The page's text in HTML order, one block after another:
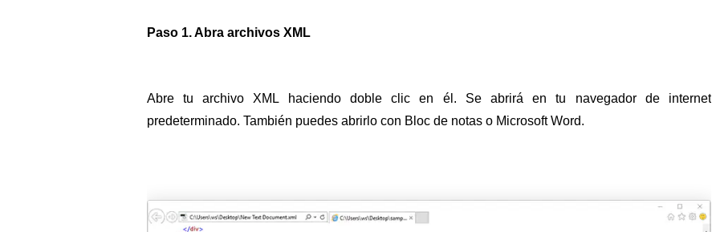
Paso 1. Abra archivos XML
Abre tu archivo XML haciendo doble clic en él. Se abrirá en tu navegador de internet
predeterminado. También puedes abrirlo con Bloc de notas o Microsoft Word.